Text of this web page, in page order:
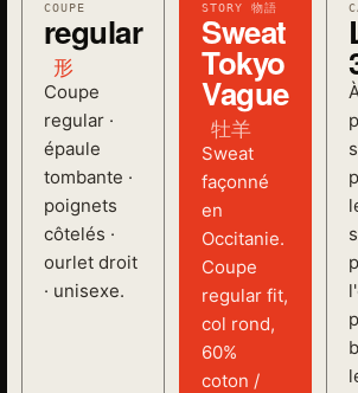
COUPE
regular
形
Coupe
regular ·
épaule
tombante ·
poignets
côtelés ·
ourlet droit
· unisexe.
STORY 物語
Sweat
Tokyo
Vague
牡羊
Sweat
façonné
en
Occitanie.
Coupe
regular fit,
col rond,
60%
coton /